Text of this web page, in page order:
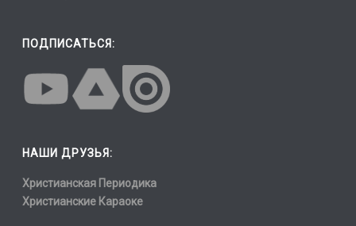
ПОДПИСАТЬСЯ:
НАШИ ДРУЗЬЯ:
Христианская Периодика
Христианские Караоке